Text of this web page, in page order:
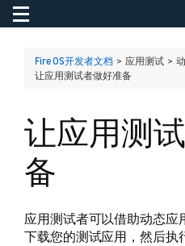
Toggle navigation
Fire OS开发者文档 > 应用测试 >
让应用测试者做好准备
让应用测
备
应用测试者可以借助动态应
下载您的测试应用，然后执